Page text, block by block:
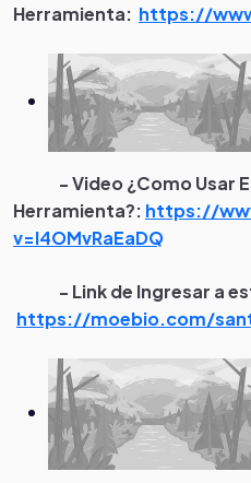
Herramienta: https://
- Video ¿Como Usar
Herramienta?: https://
v=I4OMvRaEaDQ
- Link de Ingresar a
https://moebio.com/